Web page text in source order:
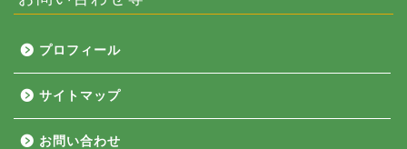
プロフィール
サイトマップ
お問い合わせ